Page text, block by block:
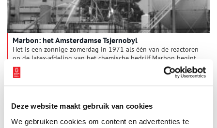
Deze website maakt gebruik van cookies
We gebruiken cookies om content en advertenties te
Marbon: het Amsterdamse Tsjernobyl
Het is een zonnige zomerdag in 1971 als één van de reactoren
op de latex-afdeling van het chemische bedrijf Marbon begint
te lekken. Een heftige explosie volgt, met rampzalige gevolgen.
Voor de Amsterdamse brandweer betekent het de grootste
ramp sinds de Tweede Wereldoorlog.